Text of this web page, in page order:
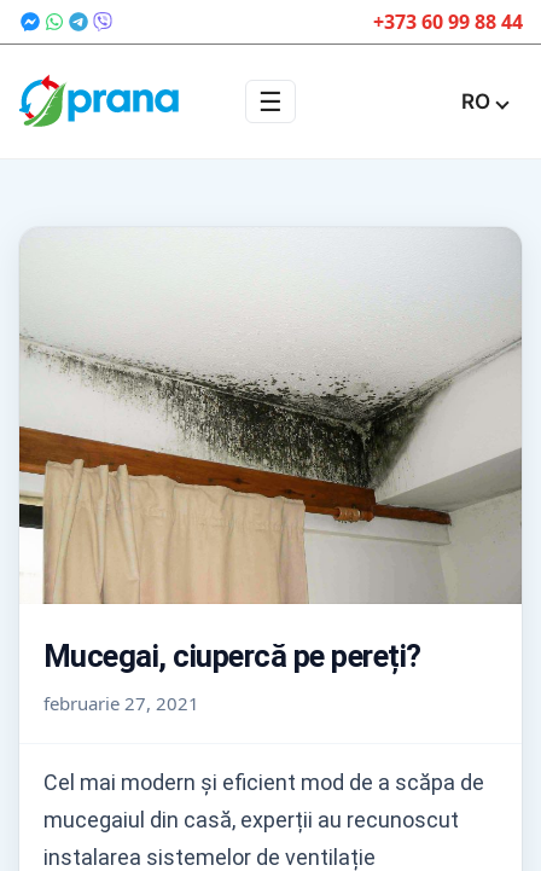
+373 60 99 88 44
☰ RO
Mucegai, ciupercă pe pereți?
februarie 27, 2021
Cel mai modern și eficient mod de a scăpa de
mucegaiul din casă, experții au recunoscut
instalarea sistemelor de ventilație